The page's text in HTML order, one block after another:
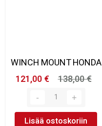
WINCH MOUNT HONDA
121,00 €
138,00 €
Lisää ostoskoriin